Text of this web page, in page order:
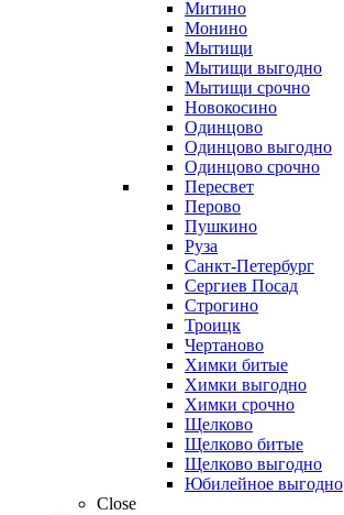
Митино
Монино
Мытищи
Мытищи выгодно
Мытищи срочно
Новокосино
Одинцово
Одинцово выгодно
Одинцово срочно
Пересвет
Перово
Пушкино
Руза
Санкт-Петербург
Сергиев Посад
Строгино
Троицк
Чертаново
Химки битые
Химки выгодно
Химки срочно
Щелково
Щелково битые
Щелково выгодно
Юбилейное выгодно
Close